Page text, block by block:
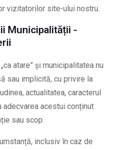
vizitatorilor site-ului nostru.
Municipalității -
atare” și municipalitatea nu
sau implicită, cu privire la
actualitatea, caracterul
adecvarea acestui conținut
sau scop.
inclusiv în caz de